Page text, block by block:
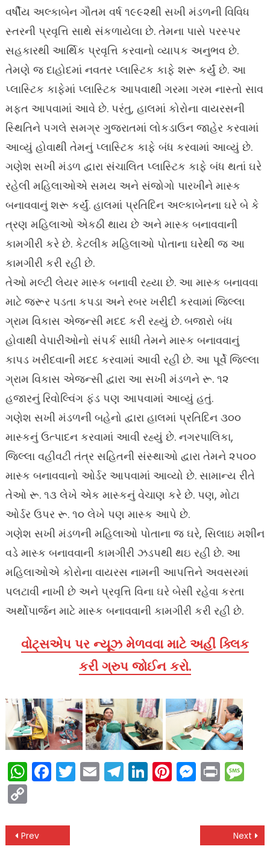
વર્ષીય અલ્કાબેન ગૌતમ વર્ષ ૧૯૯૨થી સખી મંડળની વિવિધ
સ્તરની પ્રવૃત્તિ સાથે સંકળાયેલા છે. તેમના પાસે પરસ્પર
સહકારથી આર્થિક પ્રવૃત્તિ કરવાનો વ્યાપક અનુભવ છે.
તેમણે જ દાહોદમાં નવતર પ્લાસ્ટિક કાફે શરૂ કર્યું છે. આ
પ્લાસ્ટિક કાફેમાં પ્લાસ્ટિક આપવાથી ગરમા ગરમ નાસ્તો સાવ
મફત આપવામાં આવે છે. પરંતુ, હાલમાં કોરોના વાયરસની
સ્થિતિને પગલે સમગ્ર ગુજરાતમાં લોકડાઉન જાહેર કરવામાં
આવ્યું હોવાથી તેમનું પ્લાસ્ટિક કાફે બંધ કરવામાં આવ્યું છે.
ગણેશ સખી મંડળ દ્વારા સંચાલિત પ્લાસ્ટિક કાફે બંધ થતાં ઘરે
રહેલી મહિલાઓએ સમય અને સંજોગો પારખીને માસ્ક
બનાવવાનું શરૂ કર્યું. હાલમાં પ્રતિદિન અલ્કાબેનના ઘરે બે કે
ત્રણ મહિલાઓ એકઠી થાય છે અને માસ્ક બનાવવાની
કામગીરી કરે છે. કેટલીક મહિલાઓ પોતાના ઘરેથી જ આ
કામગીરી કરી રહી છે.
તેઓ મલ્ટી લેયર માસ્ક બનાવી રહ્યા છે. આ માસ્ક બનાવવા
માટે જરૂર પડતા કપડા અને રબર ખરીદી કરવામાં જિલ્લા
ગ્રામ વિકાસ એજન્સી મદદ કરી રહ્યું છે. બજારો બંધ
હોવાથી વેપારીઓનો સંપર્ક સાધી તેમને માસ્ક બનાવવાનું
કાપડ ખરીદવાની મદદ કરવામાં આવી રહી છે. આ પૂર્વે જિલ્લા
ગ્રામ વિકાસ એજન્સી દ્વારા આ સખી મંડળને રૂ. ૧૨
હજારનું રિવોલ્વિંગ ફંડ પણ આપવામાં આવ્યું હતું.
ગણેશ સખી મંડળની બહેનો દ્વારા હાલમાં પ્રતિદિન ૩૦૦
માસ્કનું ઉત્પાદન કરવામાં આવી રહ્યું છે. નગરપાલિકા,
જિલ્લા વહીવટી તંત્ર સહિતની સંસ્થાઓ દ્વારા તેમને ૨૫૦૦
માસ્ક બનાવવાનો ઓર્ડર આપવામાં આવ્યો છે. સામાન્ય રીતે
તેઓ રૂ. ૧૩ લેખે એક માસ્કનું વેચાણ કરે છે. પણ, મોટા
ઓર્ડર ઉપર રૂ. ૧૦ લેખે પણ માસ્ક આપે છે.
ગણેશ સખી મંડળની મહિલાઓ પોતાના જ ઘરે, સિલાઇ મશીન
વડે માસ્ક બનાવવાની કામગીરી ઝડપથી થઇ રહી છે. આ
મહિલાઓએ કોરોના વાયરસ નામની આપત્તિને અવસરમાં
પલટાવી નાખી છે અને પ્રવૃત્તિ વિના ઘરે બેસી રહેવા કરતા
અર્થોપાર્જન માટે માસ્ક બનાવવાની કામગીરી કરી રહી છે.
વોટ્સએપ પર ન્યૂઝ મેળવવા માટે અહીં ક્લિક
કરી ગ્રુપ જોઈન કરો.
WhatsApp
Facebook
Twitter
EmailTelegram
LinkedIn
Pinterest
Print
Copy
Post
Prev Next